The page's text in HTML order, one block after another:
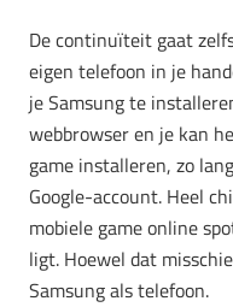
De continuïteit gaat
eigen telefoon in je
je Samsung te
webbrowser en je kan
game installeren, zo
Google-account. Heel
mobiele game online
ligt. Hoewel dat
Samsung als telefoon.